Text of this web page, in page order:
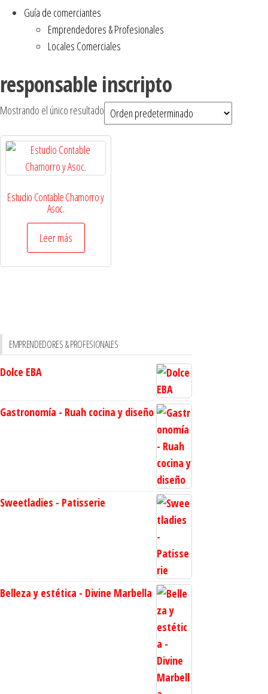
Guía de comerciantes
Emprendedores & Profesionales
Locales Comerciales
responsable inscripto
Mostrando el único resultado
Estudio Contable Chamorro y
Asoc.
Leer más
EMPRENDEDORES & PROFESIONALES
Dolce EBA
Gastronomía - Ruah cocina y diseño
Sweetladies - Patisserie
Belleza y estética - Divine Marbella